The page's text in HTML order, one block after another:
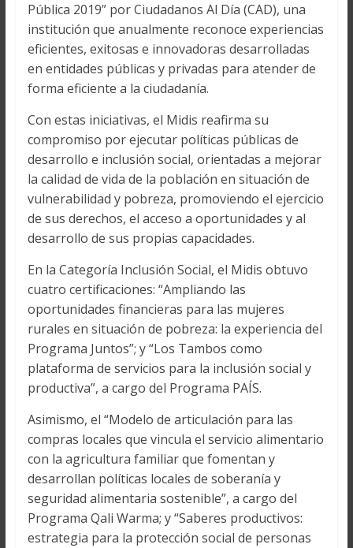
Pública 2019” por Ciudadanos Al Día (CAD), una
institución que anualmente reconoce experiencias
eficientes, exitosas e innovadoras desarrolladas
en entidades públicas y privadas para atender de
forma eficiente a la ciudadanía.
Con estas iniciativas, el Midis reafirma su
compromiso por ejecutar políticas públicas de
desarrollo e inclusión social, orientadas a mejorar
la calidad de vida de la población en situación de
vulnerabilidad y pobreza, promoviendo el ejercicio
de sus derechos, el acceso a oportunidades y al
desarrollo de sus propias capacidades.
En la Categoría Inclusión Social, el Midis obtuvo
cuatro certificaciones: “Ampliando las
oportunidades financieras para las mujeres
rurales en situación de pobreza: la experiencia del
Programa Juntos”; y “Los Tambos como
plataforma de servicios para la inclusión social y
productiva”, a cargo del Programa PAÍS.
Asimismo, el “Modelo de articulación para las
compras locales que vincula el servicio alimentario
con la agricultura familiar que fomentan y
desarrollan políticas locales de soberanía y
seguridad alimentaria sostenible”, a cargo del
Programa Qali Warma; y “Saberes productivos:
estrategia para la protección social de personas